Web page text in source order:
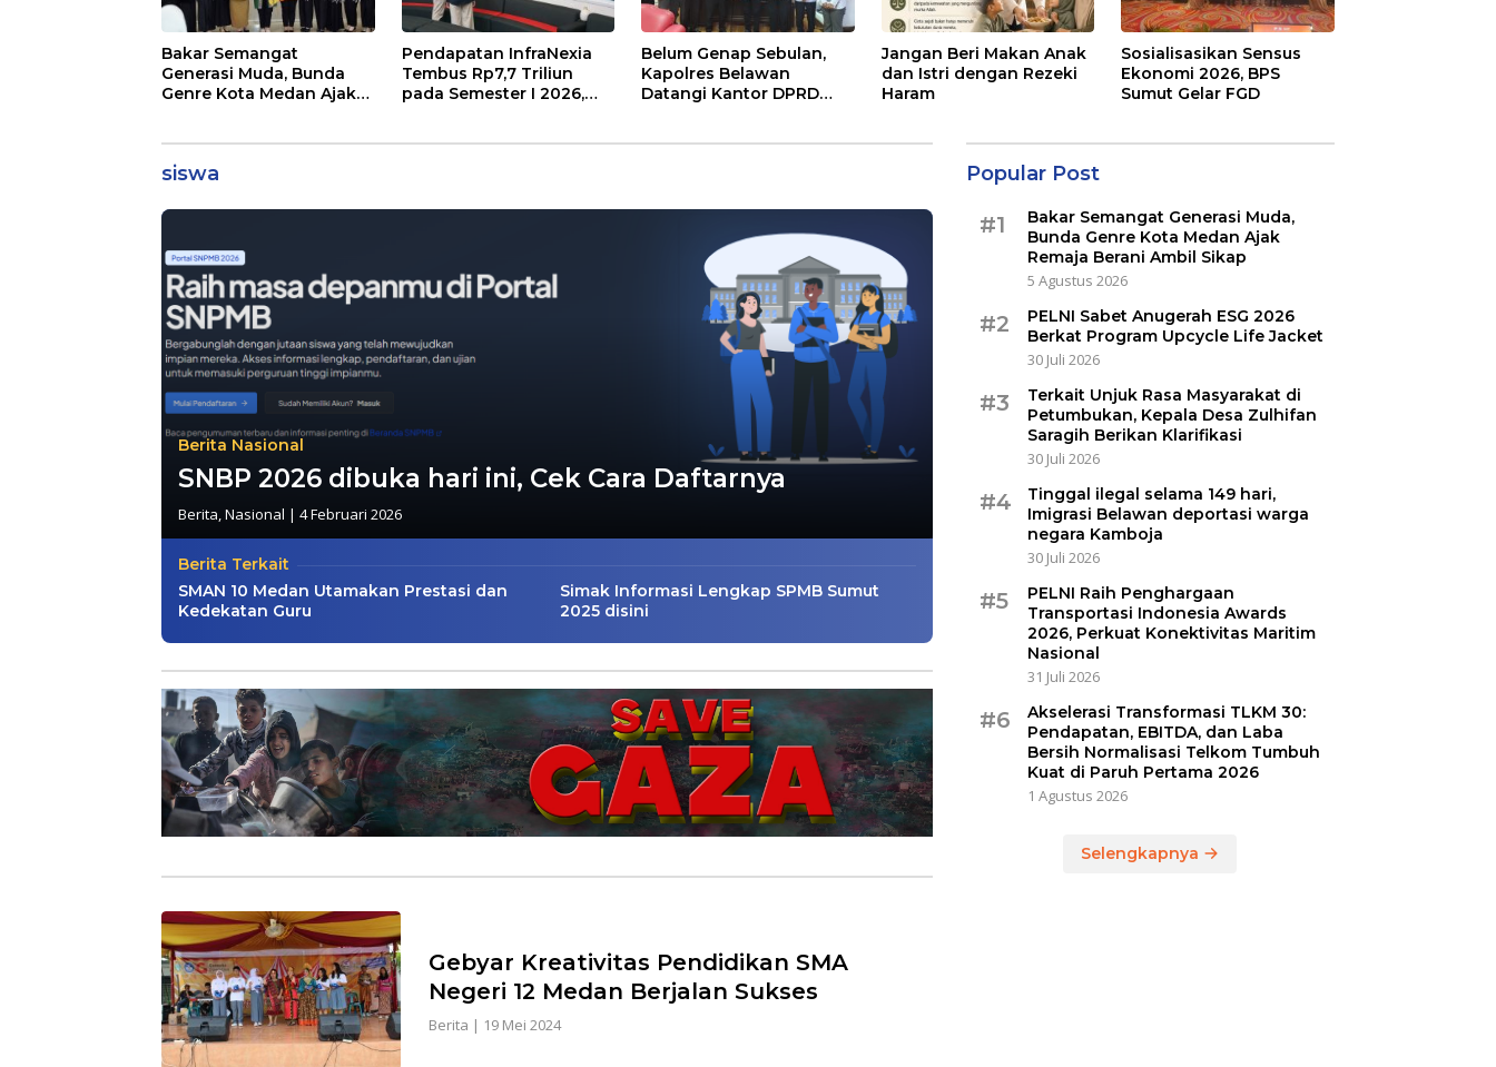
Bakar Semangat
Generasi Muda, Bunda
Genre Kota Medan Ajak
Pendapatan InfraNexia
Tembus Rp7,7 Triliun
pada Semester I 2026,
Belum Genap Sebulan,
Kapolres Belawan
Datangi Kantor DPRD
Jangan Beri Makan Anak
dan Istri dengan Rezeki
Haram
Sosialisasikan Sensus
Ekonomi 2026, BPS
Sumut Gelar FGD
siswa
Berita Nasional
SNBP 2026 dibuka hari ini, Cek Cara Daftarnya
Berita,Nasional | 4 Februari 2026
Berita Terkait
SMAN 10 Medan Utamakan Prestasi dan
Kedekatan Guru
Simak Informasi Lengkap SPMB Sumut
2025 disini
Gebyar Kreativitas Pendidikan SMA
Negeri 12 Medan Berjalan Sukses
Berita | 19 Mei 2024
Popular Post
#1
Bakar Semangat Generasi Muda,
Bunda Genre Kota Medan Ajak
Remaja Berani Ambil Sikap
5 Agustus 2026
#2
PELNI Sabet Anugerah ESG 2026
Berkat Program Upcycle Life Jacket
30 Juli 2026
#3
Terkait Unjuk Rasa Masyarakat di
Petumbukan, Kepala Desa Zulhifan
Saragih Berikan Klarifikasi
30 Juli 2026
#4
Tinggal ilegal selama 149 hari,
Imigrasi Belawan deportasi warga
negara Kamboja
30 Juli 2026
#5
PELNI Raih Penghargaan
Transportasi Indonesia Awards
2026, Perkuat Konektivitas Maritim
Nasional
31 Juli 2026
#6
Akselerasi Transformasi TLKM 30:
Pendapatan, EBITDA, dan Laba
Bersih Normalisasi Telkom Tumbuh
Kuat di Paruh Pertama 2026
1 Agustus 2026
Selengkapnya